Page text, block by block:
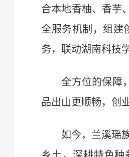
合本地香柚、香芋
全服务机制，组建
务，联动湖南科技
全方位的保障，
品出山更顺畅，创
如今，兰溪瑶族